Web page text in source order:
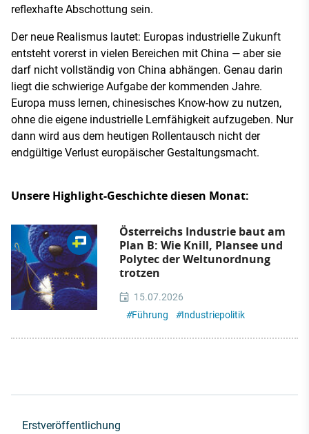
reflexhafte Abschottung sein.
Der neue Realismus lautet: Europas industrielle Zukunft
entsteht vorerst in vielen Bereichen mit China — aber sie
darf nicht vollständig von China abhängen. Genau darin
liegt die schwierige Aufgabe der kommenden Jahre.
Europa muss lernen, chinesisches Know-how zu nutzen,
ohne die eigene industrielle Lernfähigkeit aufzugeben. Nur
dann wird aus dem heutigen Rollentausch nicht der
endgültige Verlust europäischer Gestaltungsmacht.
Unsere Highlight-Geschichte diesen Monat:
Österreichs Industrie baut am
Plan B: Wie Knill, Plansee und
Polytec der Weltunordnung
trotzen
15.07.2026
#Führung #Industriepolitik
Erstveröffentlichung